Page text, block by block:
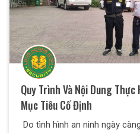
Quy Trình Và Nội Dung
Mục Tiêu Cố Định
Do tình hình an ninh ngày